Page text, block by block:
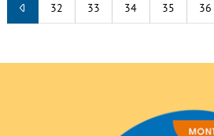
32 33 34 35 36